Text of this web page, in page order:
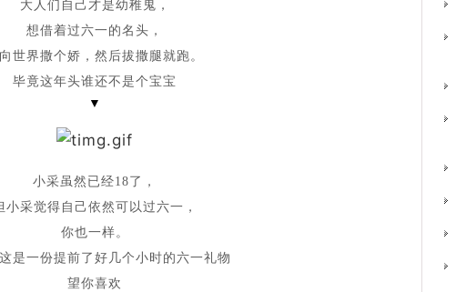
大人们自己才是幼稚鬼，
想借着过六一的名头，
世界撒个娇，然后拔撒腿就跑。
毕竟这年头谁还不是个宝宝
▼
小采虽然已经18了，
小采觉得自己依然可以过六一，
你也一样。
是一份提前了好几个小时的六一礼物
望你喜欢